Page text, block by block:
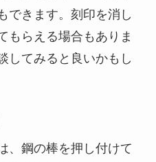
できます。刻印を消し
もらえる場合もありま
してみると良いかもし
、鋼の棒を押し付けて